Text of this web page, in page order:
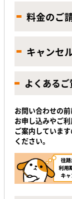
料金のご
キャンセ
よくある
お問い合わせの前
お申し込みやご
ご案内していま
ください。